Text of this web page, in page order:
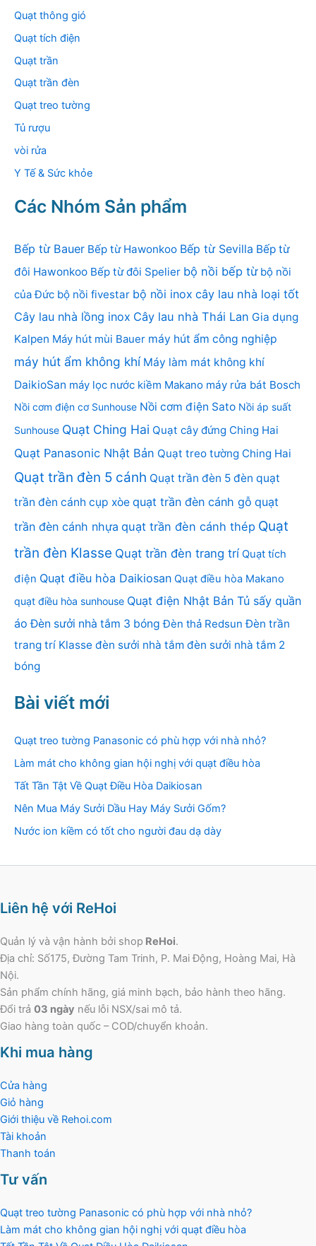
Quạt thông gió
Quạt tích điện
Quạt trần
Quạt trần đèn
Quạt treo tường
Tủ rượu
vòi rửa
Y Tế & Sức khỏe
Các Nhóm Sản phẩm
Bếp từ Bauer Bếp từ Hawonkoo Bếp từ Sevilla Bếp từ
đôi Hawonkoo Bếp từ đôi Spelier bộ nồi bếp từ bộ nồi
của Đức bộ nồi fivestar bộ nồi inox cây lau nhà loại tốt
Cây lau nhà lồng inox Cây lau nhà Thái Lan Gia dụng
Kalpen Máy hút mùi Bauer máy hút ẩm công nghiệp
máy hút ẩm không khí Máy làm mát không khí
DaikioSan máy lọc nước kiềm Makano máy rửa bát Bosch
Nồi cơm điện cơ Sunhouse Nồi cơm điện Sato Nồi áp suất
Sunhouse Quạt Ching Hai Quạt cây đứng Ching Hai
Quạt Panasonic Nhật Bản Quạt treo tường Ching Hai
Quạt trần đèn 5 cánh Quạt trần đèn 5 đèn quạt
trần đèn cánh cụp xòe quạt trần đèn cánh gỗ quạt
trần đèn cánh nhựa quạt trần đèn cánh thép Quạt
trần đèn Klasse Quạt trần đèn trang trí Quạt tích
điện Quạt điều hòa Daikiosan Quạt điều hòa Makano
quạt điều hòa sunhouse Quạt điện Nhật Bản Tủ sấy quần
áo Đèn sưởi nhà tắm 3 bóng Đèn thả Redsun Đèn trần
trang trí Klasse đèn sưởi nhà tắm đèn sưởi nhà tắm 2
bóng
Bài viết mới
Quạt treo tường Panasonic có phù hợp với nhà nhỏ?
Làm mát cho không gian hội nghị với quạt điều hòa
Tất Tần Tật Về Quạt Điều Hòa Daikiosan
Nên Mua Máy Sưởi Dầu Hay Máy Sưởi Gốm?
Nước ion kiềm có tốt cho người đau dạ dày
Liên hệ với ReHoi
Quản lý và vận hành bởi shop ReHoi.
Địa chỉ: Số175, Đường Tam Trinh, P. Mai Động, Hoàng Mai, Hà
Nội.
Sản phẩm chính hãng, giá minh bạch, bảo hành theo hãng.
Đổi trả 03 ngày nếu lỗi NSX/sai mô tả.
Giao hàng toàn quốc – COD/chuyển khoản.
Khi mua hàng
Cửa hàng
Giỏ hàng
Giới thiệu về Rehoi.com
Tài khoản
Thanh toán
Tư vấn
Quạt treo tường Panasonic có phù hợp với nhà nhỏ?
Làm mát cho không gian hội nghị với quạt điều hòa